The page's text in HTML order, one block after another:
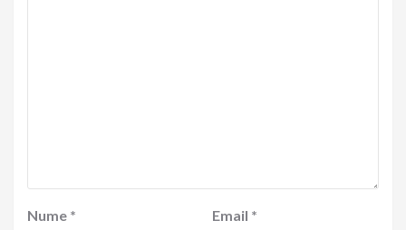
Nume * Email *